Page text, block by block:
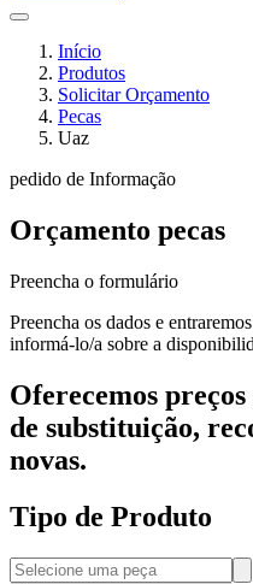
Início
Produtos
Solicitar Orçamento
Pecas
Uaz
pedido de Informação
Orçamento pecas
Preencha o formulário
Preencha os dados e
informá-lo/a sobre a
Oferecemos
de substituição,
novas.
Tipo de Produto